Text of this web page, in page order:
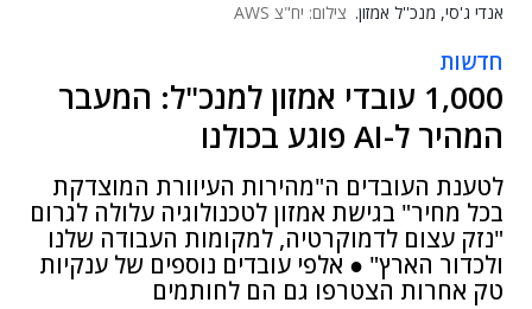
אנדי ג'סי, מנכ''ל אמזון. צילום: יח"צ AWS
חדשות
1,000 עובדי אמזון למנכ"ל: המעבר
המהיר ל-AI פוגע בכולנו
לטענת העובדים ה"מהירות העיוורת המוצדקת
בכל מחיר" בגישת אמזון לטכנולוגיה עלולה לגרום
"נזק עצום לדמוקרטיה, למקומות העבודה שלנו
ולכדור הארץ" ● אלפי עובדים נוספים של ענקיות
טק אחרות הצטרפו גם הם לחותמים